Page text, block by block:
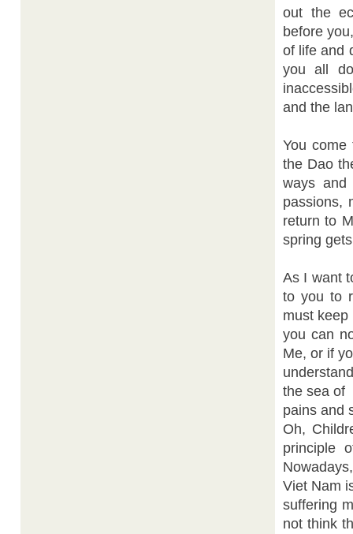
out the
before
of life and
you all
and the
You
the Dao
ways and
passions,
return to
spring
As I want
to you to
must keep
you can
Me, or if
the sea of
pains and
Oh,
principle
Viet Nam
suffering
not think